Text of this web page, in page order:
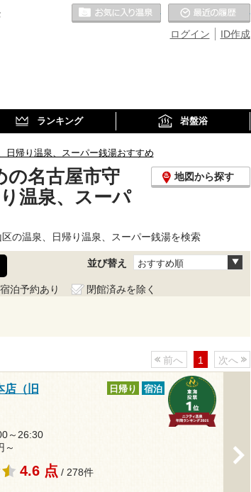
ID作成
ログイン
お気に入りの温泉
ランキング 岩盤浴
日帰り温泉、スーパー銭湯おすすめ
の名古屋市守
温泉、スーパ
地図から探す
の温泉、日帰り温泉、スーパー銭湯を検索
並び替え おすすめ順
宿泊予約あり
閉館済みを除く
前へ 1 次へ
店（旧
日帰り 宿泊
～26:30
～
4.6 点 / 278件